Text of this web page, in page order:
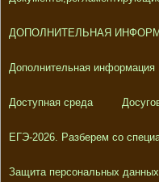
ДОПОЛНИТЕЛЬНАЯ
Дополнительная информация
Доступная среда
ЕГЭ-2026. Разберем со
Защита персональных данных